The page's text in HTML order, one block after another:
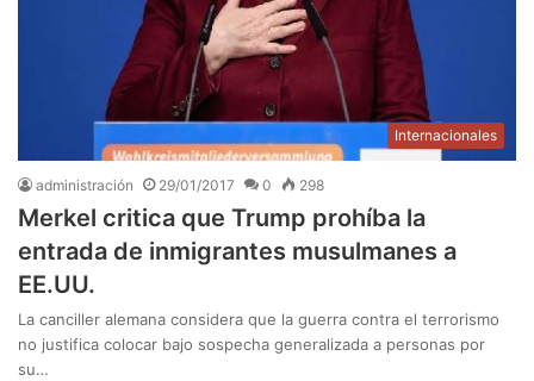
Internacionales
administración 29/01/2017 0 298
Merkel critica que Trump prohíba la
entrada de inmigrantes musulmanes a
EE.UU.
La canciller alemana considera que la guerra contra el terrorismo
no justifica colocar bajo sospecha generalizada a personas por
su…